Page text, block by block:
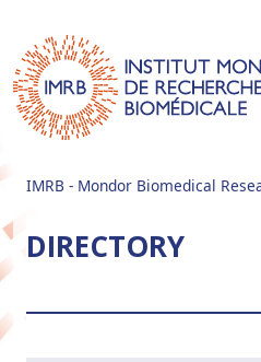
IMRB - Mondor Biomedical
DIRECTORY